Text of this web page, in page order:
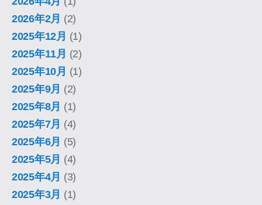
2026年2月 (2)
2025年12月 (1)
2025年11月 (2)
2025年10月 (1)
2025年9月 (2)
2025年8月 (1)
2025年7月 (4)
2025年6月 (5)
2025年5月 (4)
2025年4月 (3)
2025年3月 (1)